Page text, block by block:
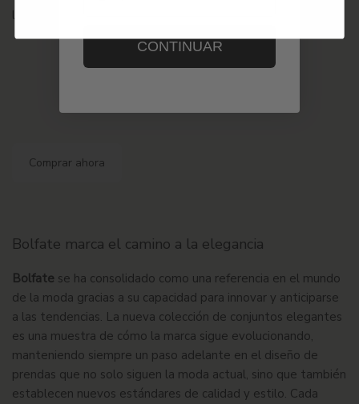
looks variados sin necesidad de grandes cambios.
Comprar ahora
Bolfate marca el camino a la elegancia
Bolfate se ha consolidado como una referencia en el mundo
de la moda gracias a su capacidad para innovar y anticiparse
a las tendencias. La nueva colección de conjuntos elegantes
es una muestra de cómo la marca sigue evolucionando,
manteniendo siempre un paso adelante en el diseño de
prendas que no solo siguen la moda actual, sino que también
establecen nuevos estándares de calidad y estilo. Cada
CONTINUAR